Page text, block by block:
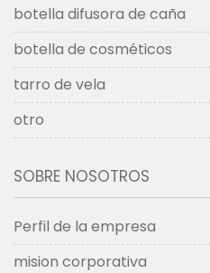
botella difusora de caña
botella de cosméticos
tarro de vela
otro
SOBRE NOSOTROS
Perfil de la empresa
mision corporativa